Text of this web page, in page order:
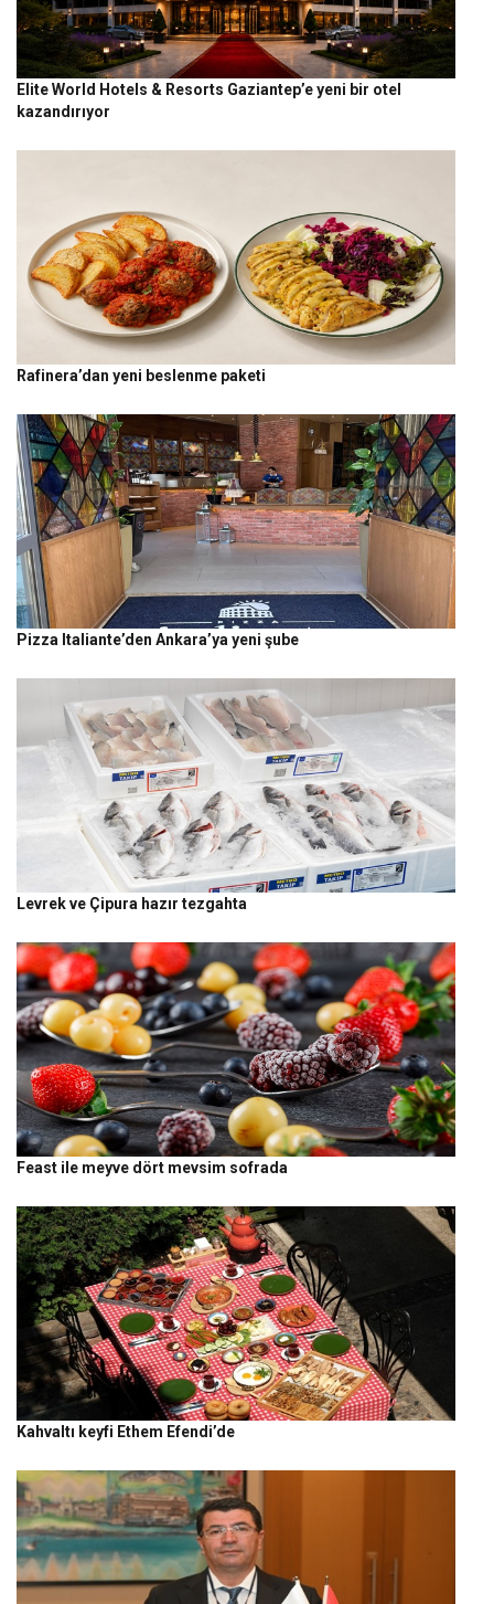
Elite World Hotels & Resorts Gaziantep’e yeni bir otel
kazandırıyor
Rafinera’dan yeni beslenme paketi
Pizza Italiante’den Ankara’ya yeni şube
Levrek ve Çipura hazır tezgahta
Feast ile meyve dört mevsim sofrada
Kahvaltı keyfi Ethem Efendi’de